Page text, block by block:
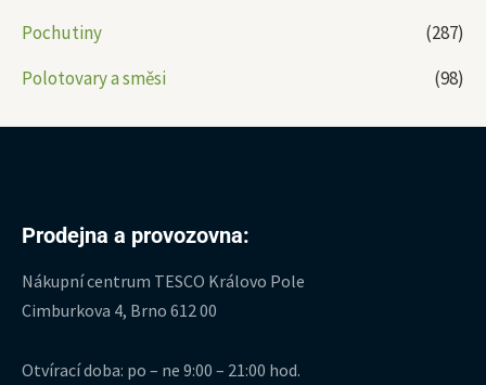
Pochutiny
(287)
Polotovary a směsi
(98)
Prodejna a provozovna:
Nákupní centrum TESCO Královo Pole
Cimburkova 4, Brno 612 00
Otvírací doba: po – ne 9:00 – 21:00 hod.